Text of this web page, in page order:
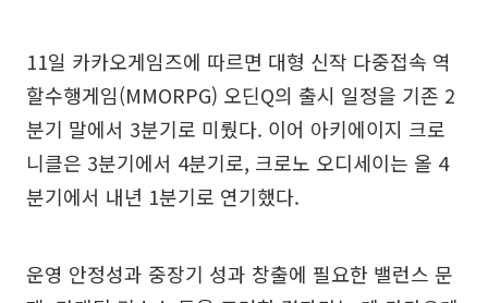
11일 카카오게임즈에 따르면 대형 신작 다중접속 역
할수행게임(MMORPG) 오딘Q의 출시 일정을 기존 2
분기 말에서 3분기로 미뤘다. 이어 아키에이지 크로
니클은 3분기에서 4분기로, 크로노 오디세이는 올 4
분기에서 내년 1분기로 연기했다.
운영 안정성과 중장기 성과 창출에 필요한 밸런스 문